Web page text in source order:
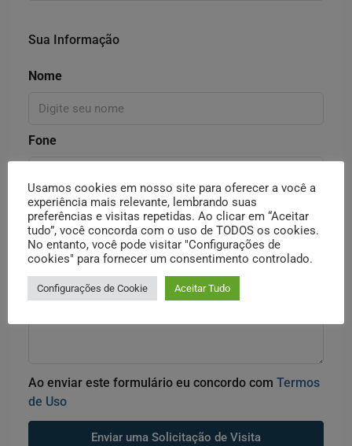
Sua Informação
Nome
Fone
Email
Mensagem
Ao enviar este formulário eu concordo com Termos
de Uso
Enviar uma Solicitação de Visita
Usamos cookies em nosso site para oferecer a você a
experiência mais relevante, lembrando suas
preferências e visitas repetidas. Ao clicar em “Aceitar
tudo”, você concorda com o uso de TODOS os cookies.
No entanto, você pode visitar "Configurações de
cookies" para fornecer um consentimento controlado.
Configurações de Cookie Aceitar Tudo